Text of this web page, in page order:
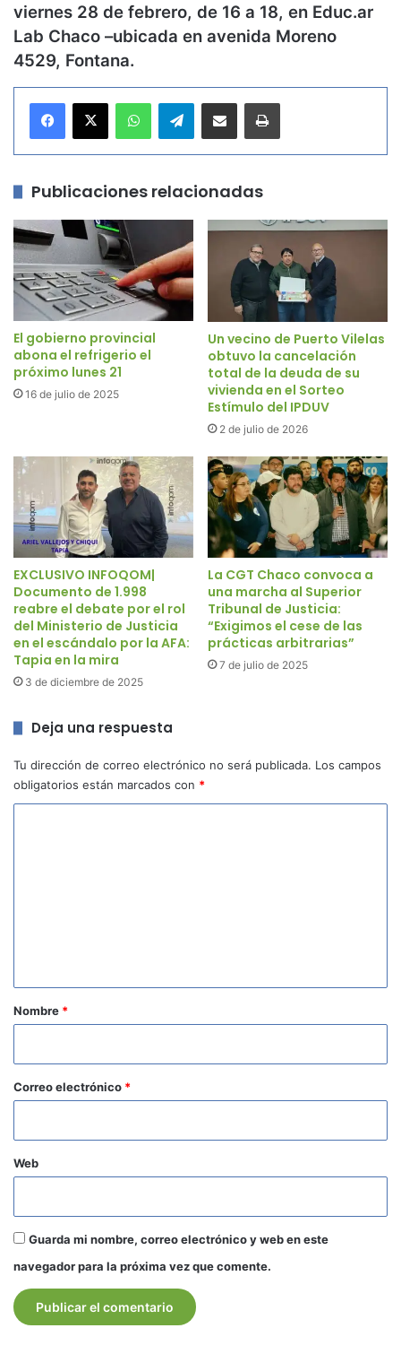
viernes 28 de febrero, de 16 a 18, en Educ.ar
Lab Chaco –ubicada en avenida Moreno
4529, Fontana.
Telegram
Publicaciones relacionadas
El gobierno provincial
abona el refrigerio el
próximo lunes 21
16 de julio de 2025
Un vecino de Puerto Vilelas
obtuvo la cancelación
total de la deuda de su
vivienda en el Sorteo
Estímulo del IPDUV
2 de julio de 2026
EXCLUSIVO INFOQOM|
Documento de 1.998
reabre el debate por el rol
del Ministerio de Justicia
en el escándalo por la AFA:
Tapia en la mira
3 de diciembre de 2025
La CGT Chaco convoca a
una marcha al Superior
Tribunal de Justicia:
“Exigimos el cese de las
prácticas arbitrarias”
7 de julio de 2025
Deja una respuesta
Tu dirección de correo electrónico no será publicada. Los campos
obligatorios están marcados con *
r
*
Nombre *
Correo electrónico *
Web
Guarda mi nombre, correo electrónico y web en este
navegador para la próxima vez que comente.